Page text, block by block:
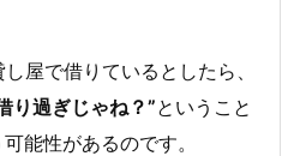
屋で借りているとしたら、
り過ぎじゃね？”ということ
能性があるのです。